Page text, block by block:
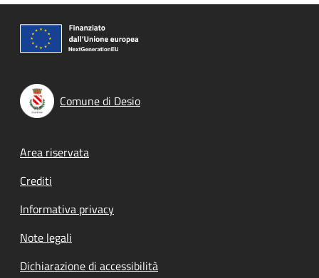
Comune di Desio
Footer menu
Area riservata
Crediti
Informativa privacy
Note legali
Dichiarazione di accessibilità